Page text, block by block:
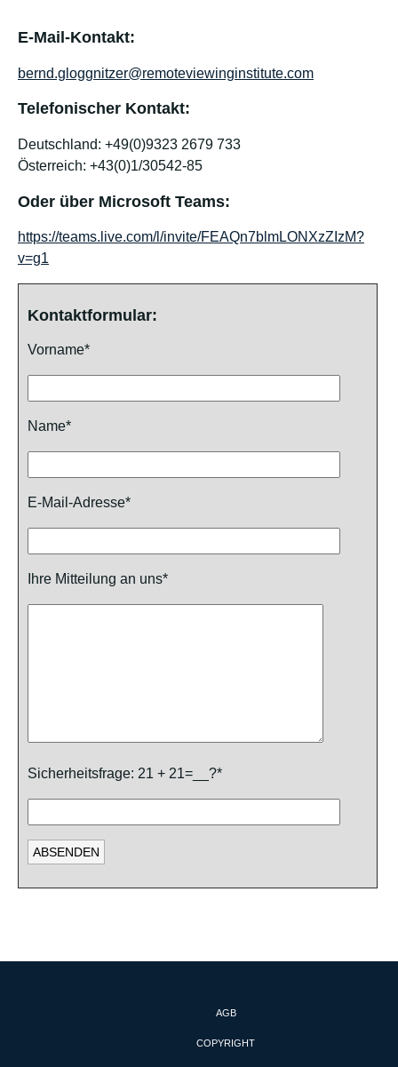
E-Mail-Kontakt:
bernd.gloggnitzer@remoteviewinginstitute.com
Telefonischer Kontakt:
Deutschland: +49(0)9323 2679 733
Österreich: +43(0)1/30542-85
Oder über Microsoft Teams:
https://teams.live.com/l/invite/FEAQn7blmLONXzZIzM?
v=g1
Kontaktformular:
Vorname*
Name*
E-Mail-Adresse*
Ihre Mitteilung an uns*
Sicherheitsfrage: 21 + 21=__?*
AGB
COPYRIGHT